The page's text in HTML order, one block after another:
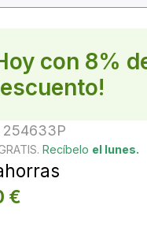
con 8%
254633P
Recíbelo el lunes.
€